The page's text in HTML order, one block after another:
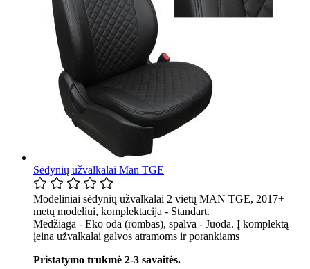
Sėdynių užvalkalai Man TGE
Modeliniai sėdynių užvalkalai 2 vietų MAN TGE, 2017+
metų modeliui, komplektacija - Standart.
Medžiaga - Eko oda (rombas), spalva - Juoda. Į komplektą
įeina užvalkalai galvos atramoms ir porankiams
Pristatymo trukmė 2-3 savaitės.